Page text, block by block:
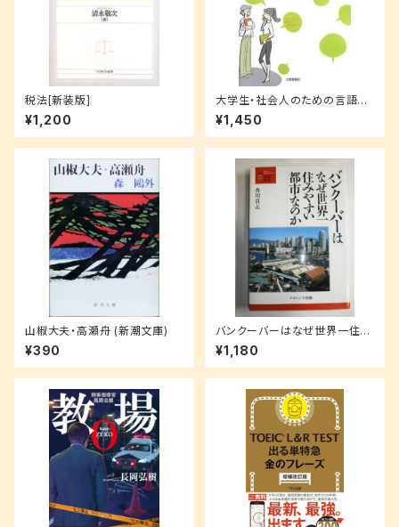
税法[新装版]
¥1,200
大学生・社会人のための言語技
術トレーニング
¥1,450
山椒大夫・高瀬舟 (新潮文庫)
¥390
バンクーバーはなぜ世界一住み
やすい都市なのか (叢書・地球
発見)
¥1,180